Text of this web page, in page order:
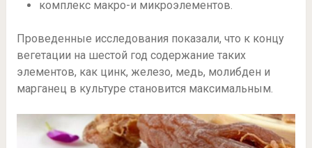
комплекс макро-и микроэлементов.
Проведенные исследования показали, что к концу
вегетации на шестой год содержание таких
элементов, как цинк, железо, медь, молибден и
марганец в культуре становится максимальным.